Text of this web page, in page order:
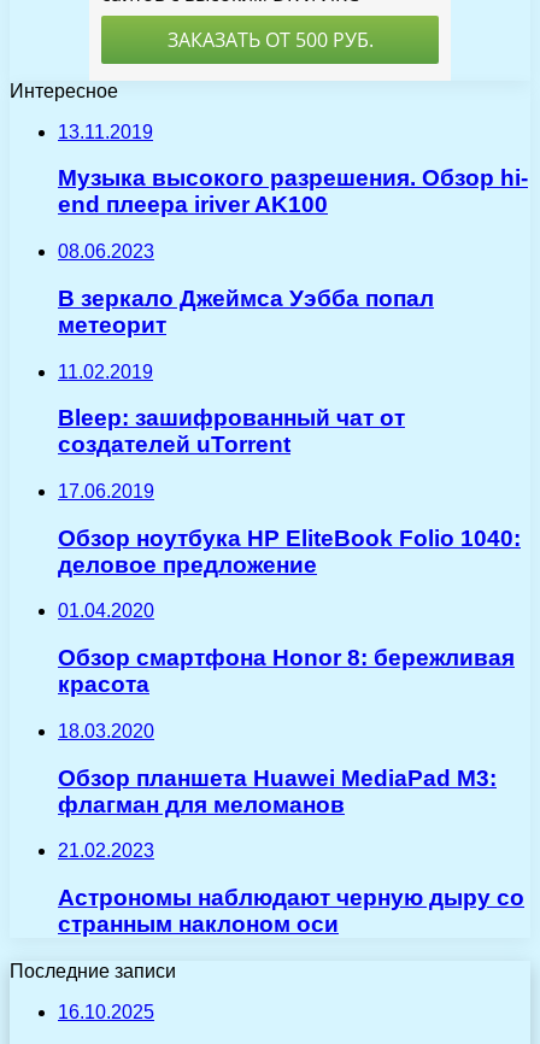
Интересное
13.11.2019
Музыка высокого разрешения. Обзор hi-
end плеера iriver AK100
08.06.2023
В зеркало Джеймса Уэбба попал
метеорит
11.02.2019
Bleep: зашифрованный чат от
создателей uTorrent
17.06.2019
Обзор ноутбука HP EliteBook Folio 1040:
деловое предложение
01.04.2020
Обзор смартфона Honor 8: бережливая
красота
18.03.2020
Обзор планшета Huawei MediaPad M3:
флагман для меломанов
21.02.2023
Астрономы наблюдают черную дыру со
странным наклоном оси
Последние записи
16.10.2025